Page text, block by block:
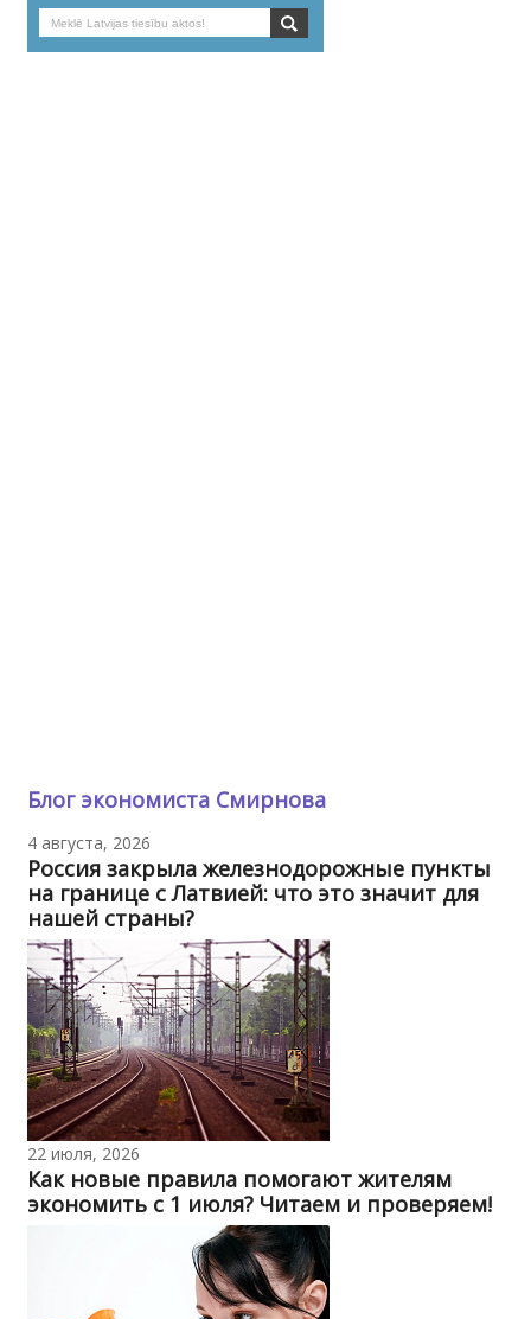
Блог экономиста Смирнова
4 августа, 2026
Россия закрыла железнодорожные пункты
на границе с Латвией: что это значит для
нашей страны?
22 июля, 2026
Как новые правила помогают жителям
экономить с 1 июля? Читаем и проверяем!